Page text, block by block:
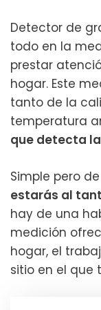
Detector de
todo en la
prestar
hogar. Este
tanto de la
temperatura
que detecta
Simple pero
estarás al
hay de una
medición
hogar, el
sitio en el que